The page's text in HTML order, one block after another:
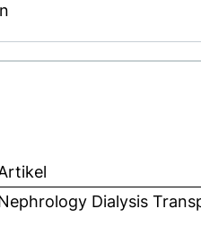
Dialysis